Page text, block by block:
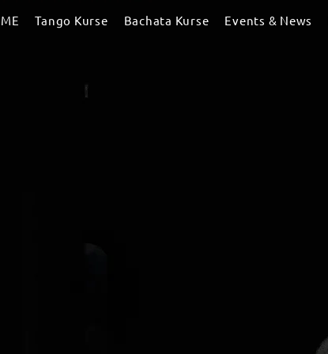
Tango Kurse Bachata Kurse Events & News